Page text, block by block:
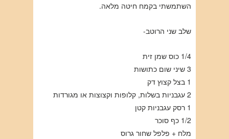
השתמשתי בקמח חיטה מלאה.
שלב שני הרוטב-
1/4 כוס שמן זית
3 שיני שום כתושות
1 בצל קצוץ דק
2 עגבניות בשלות, קלופות וקצוצות או מגורדות
1 רסק עגבניות קטן
1/2 כף סוכר
מלח + פלפל שחור גרוס